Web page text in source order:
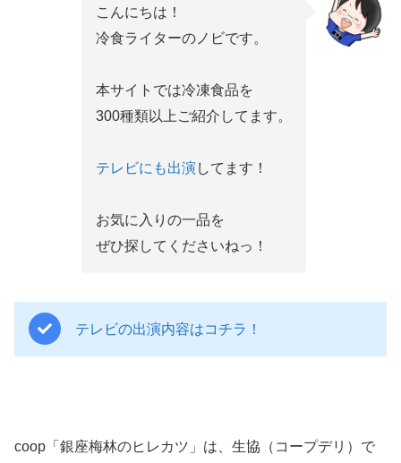
こんにちは！
冷食ライターのノビです。
本サイトでは冷凍食品を
300種類以上ご紹介してます。
テレビにも出演してます！
お気に入りの一品を
ぜひ探してくださいねっ！
テレビの出演内容はコチラ！
coop「銀座梅林のヒレカツ」は、生協（コープデリ）で